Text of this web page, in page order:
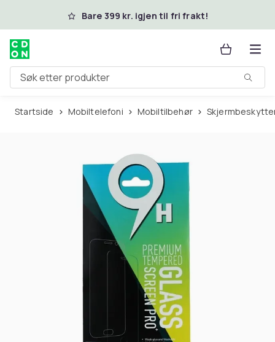
Hopp til hovedinnholdBare 399 kr. igjen til fri frakt!
Søk etter produkter
Startside Mobiltelefoni Mobiltilbehør